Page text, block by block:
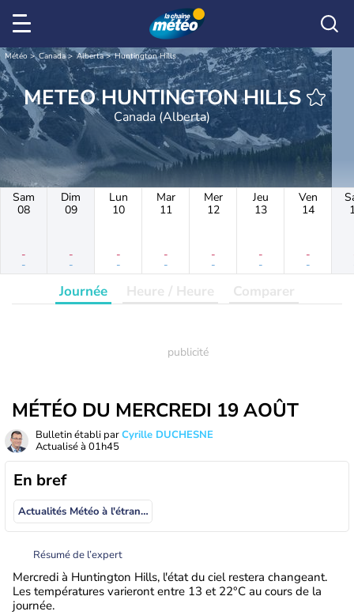
Météo Canada Alberta Huntington Hills
METEO HUNTINGTON HILLS
Canada (Alberta)
Sam
08
-
-
Dim
09
-
-
Lun
10
-
-
Mar
11
-
-
Mer
12
-
-
Jeu
13
-
-
Ven
14
-
-
Journée Heure / Heure Comparer
MÉTÉO DU MERCREDI 19 AOÛT
Bulletin établi parCyrille DUCHESNE
Actualisé à 01h45
En bref
Actualités Météo à l'étranger
Résumé de l’expert
Mercredi à Huntington Hills, l'état du ciel restera changeant.
Les températures varieront entre 13 et 22°C au cours de la
journée.